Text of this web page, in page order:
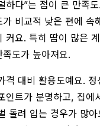
하다”는 점이 큰 만족
비교적 낮은 편에 속
커요. 특히 땀이 많은
도가 높아져요.
격 대비 활용도예요.
인트가 분명하고, 집에
돌려 입는 경우가 많